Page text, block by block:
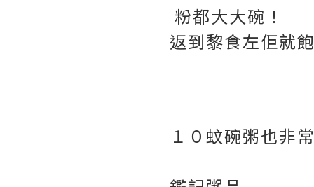
粉都大大碗！
返到黎食左佢就
１０蚊碗粥也非